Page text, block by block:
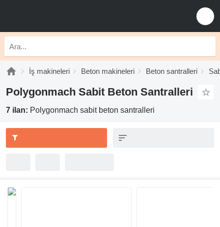
İş makineleri Beton makineleri Beton santralleri
Polygonmach Sabit Beton Santralleri
7 ilan: Polygonmach sabit beton santralleri